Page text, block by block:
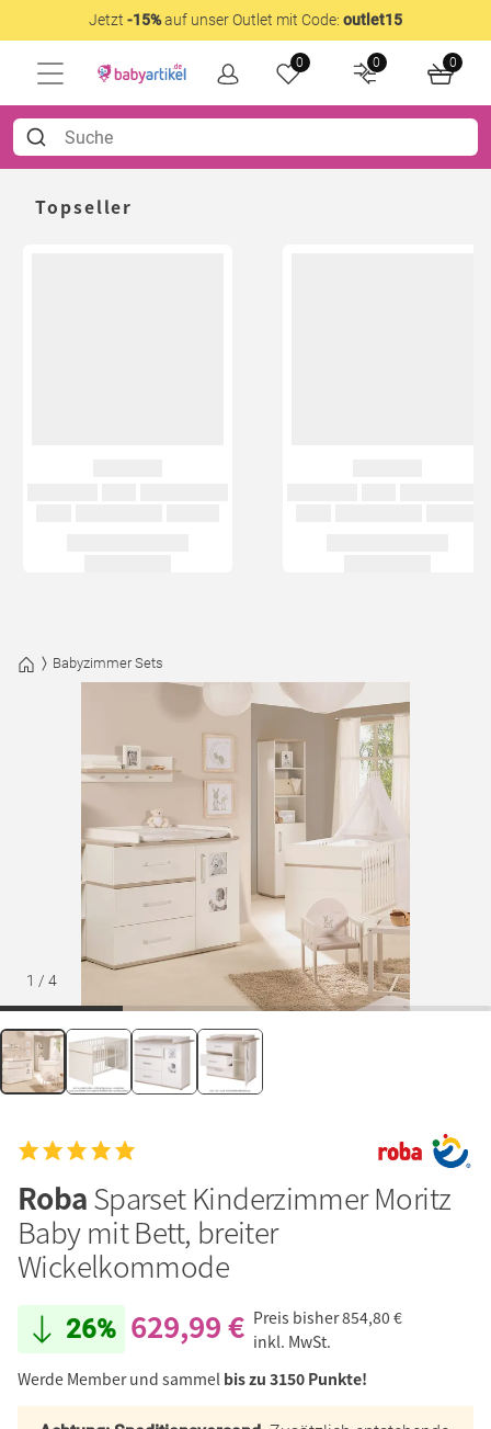
Jetzt -15%auf unser Outlet mit Code: outlet15
0 0 0
Topseller
Babyzimmer Sets
1 / 4
RobaSparset Kinderzimmer Moritz
Baby mit Bett, breiter
Wickelkommode
26% 629,99 € Preis bisher854,80 €
inkl. MwSt.
Werde Member und sammel bis zu 3150 Punkte!